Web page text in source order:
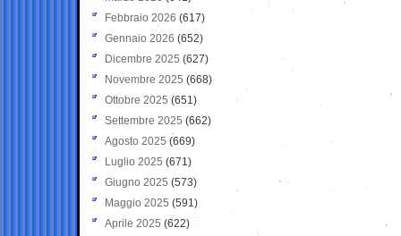
Febbraio 2026 (617)
Gennaio 2026 (652)
Dicembre 2025 (627)
Novembre 2025 (668)
Ottobre 2025 (651)
Settembre 2025 (662)
Agosto 2025 (669)
Luglio 2025 (671)
Giugno 2025 (573)
Maggio 2025 (591)
Aprile 2025 (622)